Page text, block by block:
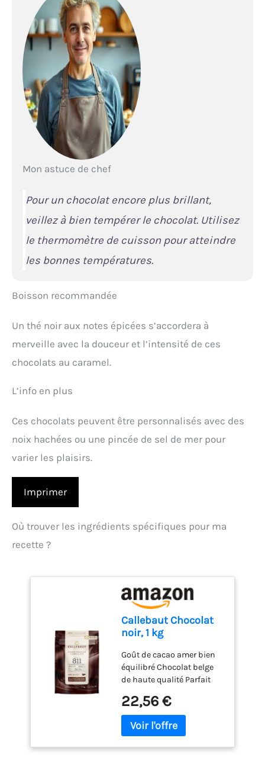
Mon astuce de chef
Pour un chocolat encore plus brillant,
veillez à bien tempérer le chocolat. Utilisez
le thermomètre de cuisson pour atteindre
les bonnes températures.
Boisson recommandée
Un thé noir aux notes épicées s’accordera à
merveille avec la douceur et l’intensité de ces
chocolats au caramel.
L’info en plus
Ces chocolats peuvent être personnalisés avec des
noix hachées ou une pincée de sel de mer pour
varier les plaisirs.
Imprimer
Où trouver les ingrédients spécifiques pour ma
recette ?
Callebaut Chocolat
noir, 1 kg
Goût de cacao amer bien
équilibré Chocolat belge
de haute qualité Parfait
chocolat, les gâteaux et les
desserts Convient pour
une large utilisation du
22,56 €